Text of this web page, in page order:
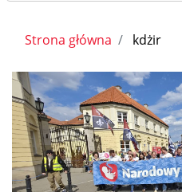
Strona główna kdżir